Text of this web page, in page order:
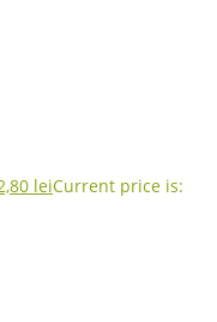
leiCurrent price is: